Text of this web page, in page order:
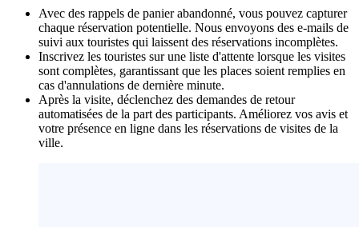
Avec des rappels de panier abandonné, vous pouvez capturer
chaque réservation potentielle. Nous envoyons des e-mails de
suivi aux touristes qui laissent des réservations incomplètes.
Inscrivez les touristes sur une liste d'attente lorsque les visites
sont complètes, garantissant que les places soient remplies en
cas d'annulations de dernière minute.
Après la visite, déclenchez des demandes de retour
automatisées de la part des participants. Améliorez vos avis et
votre présence en ligne dans les réservations de visites de la
ville.